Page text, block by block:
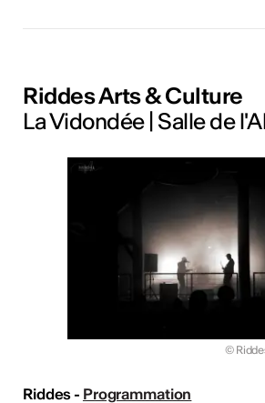
Riddes Arts & Culture
La Vidondée | Salle de
©
Riddes - Programmation